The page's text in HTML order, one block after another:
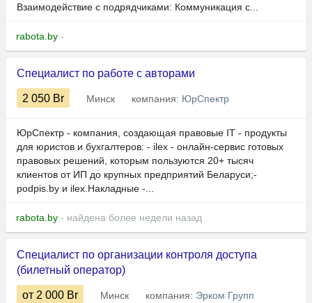
Взаимодействие с подрядчиками: Коммуникация с...
rabota.by -
Специалист по работе с авторами
2 050 Br Минск компания: ЮрСпектр
ЮрСпектр - компания, создающая правовые IT - продукты
для юристов и бухгалтеров: - ilex - онлайн-сервис готовых
правовых решений, которым пользуются 20+ тысяч
клиентов от ИП до крупных предприятий Беларуси;-
podpis.by и ilex.Накладные -...
rabota.by - найдена более недели назад
Специалист по организации контроля доступа
(билетный оператор)
от 2 000 Br Минск компания: Эрком Групп